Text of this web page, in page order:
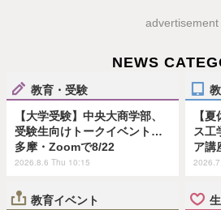
advertisement
NEWS
教育・受験
【大学受験】中央大商学部、
受験生向けトークイベント…
多摩・Zoomで8/22
2026.8.6 Thu 10:15
【
ス工
ア講
教育イベント